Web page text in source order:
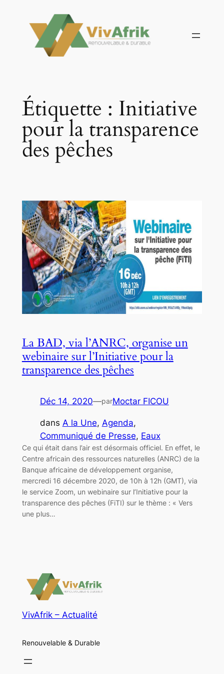
contenu
Étiquette : Initiative
pour la transparence
des pêches
La BAD, via l’ANRC, organise un
webinaire sur l’Initiative pour la
transparence des pêches
Déc 14, 2020—parMoctar FICOU
dans A la Une, Agenda
Communiqué de Presse, Eaux
Ce qui était dans l’air est désormais officiel. En effet, le
Centre africain des ressources naturelles (ANRC) de la
Banque africaine de développement organise,
mercredi 16 décembre 2020, de 10h à 12h (GMT), via
le service Zoom, un webinaire sur l’Initiative pour la
transparence des pêches (FiTI) sur le thème : « Vers
une plus…
VivAfrik – Actualité
Renouvelable & Durable